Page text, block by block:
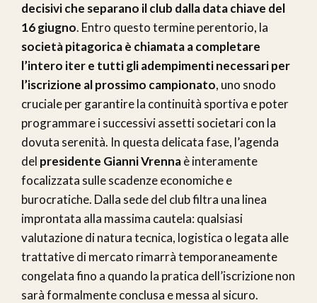
decisivi che separano il club dalla data chiave del
16 giugno. Entro questo termine perentorio, la
società pitagorica è chiamata a completare
l’intero iter e tutti gli adempimenti necessari per
l’iscrizione al prossimo campionato, uno snodo
cruciale per garantire la continuità sportiva e poter
programmare i successivi assetti societari con la
dovuta serenità. In questa delicata fase, l’agenda
del presidente Gianni Vrennaè interamente
focalizzata sulle scadenze economiche e
burocratiche. Dalla sede del club filtra una linea
improntata alla massima cautela: qualsiasi
valutazione di natura tecnica, logistica o legata alle
trattative di mercato rimarrà temporaneamente
congelata fino a quando la pratica dell’iscrizione non
sarà formalmente conclusa e messa al sicuro.